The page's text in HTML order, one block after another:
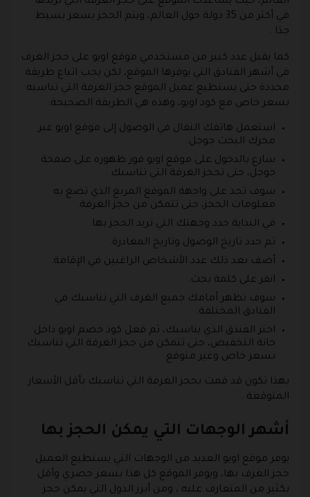
في أكثر من 35 دولة حول العالم، ويتم الحجز بسعر بسيط
جدَا .
كما يقبل عدد كبير من مستخدمي موقع اويو على حجز الغرف
في أشهر الفنادق التي يوفرها الموقع، لكن يجب اتباع طريقة
محددة حتى يستطيع عميل الموقع حجز الغرفة التي تناسبه
بسعر خاص مع كود اويو، وهذه هي الطريقة الصحيحة:
استعمل هاتفك النقال في الوصول إلى موقع اويو عبر
محرك البحث جوجل.
سارع بالدخول على موقع اويو فور ظهوره على صفحة
جوجل، حتى تحجز الغرفة التي تناسبك .
سوف تجد على واجهة الموقع المربع الذي تضع به
معلومات الحجز، حتى تتمكن من حجز الغرفة.
في البداية حدد وجهتك التي تريد الحجز بها.
ثم حدد تاريخ الوصول وتاريخ المغادرة.
أضف بعد ذلك عدد الأشخاص الراغبين في الإقامة.
انقر على كلمة بحث.
سوف تظهر أمامك جميع الغرف التي تناسبك في
الفنادق المختلفة.
اختر الفندق الذي يناسبك، ثم فعل كود خصم اويو داخل
خانة التخفيض، حتى تتمكن من حجز الغرفة التي تناسبك
بسعر خاص وغير متوقع.
بهذا تكون قد قمت بحجز الغرفة التي تناسبك بأقل الأسعار
المتوقعة .
أشهر الوجهات التي يمكن الحجز بها
يوفر موقع اويو العديد من الوجهات التي يستطيع العميل
حجز الغرف بها، ويوفر الموقع كل هذا بسعر حصري وأقل
بكثير من المتعارف عليه ، ومن أبرز الدول التي يمكن حجز